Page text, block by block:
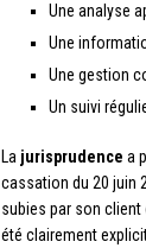
Une analyse
Une
Une gestion
Un suivi
La jurisprudence a
cassation du 20 juin
subies par son client
été clairement